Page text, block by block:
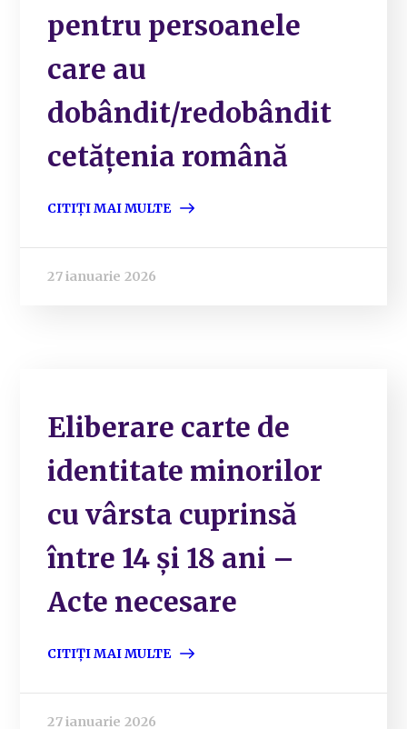
pentru persoanele
care au
dobândit/redobândit
cetățenia română
CITIȚI MAI MULTE
27 ianuarie 2026
Eliberare carte de
identitate minorilor
cu vârsta cuprinsă
între 14 și 18 ani –
Acte necesare
CITIȚI MAI MULTE
27 ianuarie 2026